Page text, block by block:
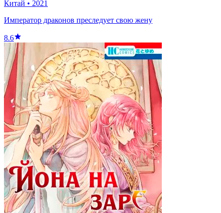
Китай • 2021
Император драконов преследует свою жену
8.6